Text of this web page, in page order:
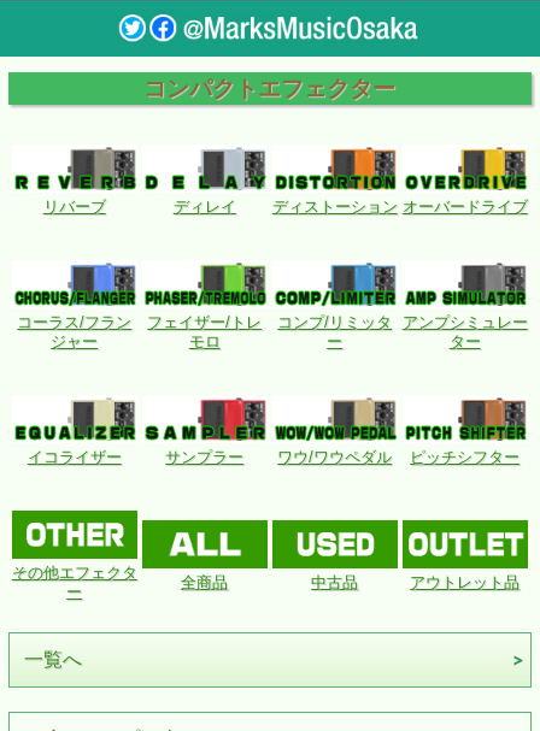
コンパクトエフェクター
リバーブ ディレイ ディストーション オーバードライブ
コーラス/フラン
ジャー
フェイザー/トレ
モロ
コンプ/リミッタ
ー
アンプシミュレー
ター
イコライザー サンプラー ワウ/ワウペダル ピッチシフター
その他エフェクタ
ー
全商品 中古品 アウトレット品
一覧へ